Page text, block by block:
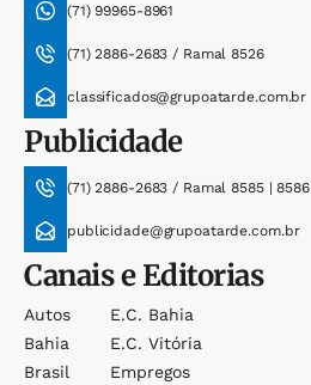
(71) 99965-8961
(71) 2886-2683 / Ramal 8526
classificados@grupoatarde.com.br
Publicidade
(71) 2886-2683 / Ramal 8585 | 8586
publicidade@grupoatarde.com.br
Canais e Editorias
Autos
Bahia
Brasil
E.c. Bahia
E.c. Vitória
Empregos